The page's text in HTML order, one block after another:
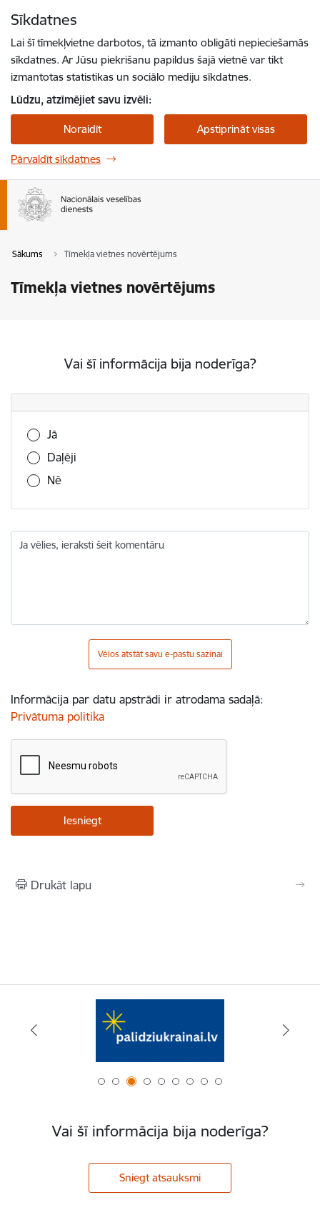
Sīkdatnes
Lai šī tīmekļvietne darbotos, tā izmanto obligāti nepieciešamās
sīkdatnes. Ar Jūsu piekrišanu papildus šajā vietnē var tikt
izmantotas statistikas un sociālo mediju sīkdatnes.
Lūdzu, atzīmējiet savu izvēli:
Noraidīt Apstiprināt visas
Pārvaldīt sīkdatnes
Sākums Tīmekļa vietnes novērtējums
Tīmekļa vietnes novērtējums
Vai šī informācija bija noderīga?
Vai šī informācija bija noderīga?
Jā
Daļēji
Nē
Ja vēlies, ieraksti šeit komentāru
Vēlos atstāt savu e-pastu saziņai
Informācija par datu apstrādi ir atrodama sadaļā:
Privātuma politika
Drukāt lapu
Vai šī informācija bija noderīga?
Sniegt atsauksmi